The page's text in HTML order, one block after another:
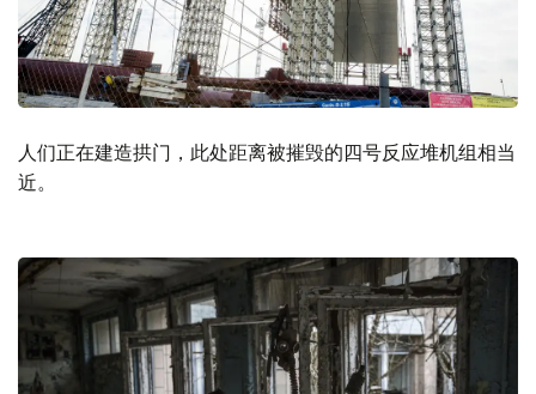
人们正在建造拱门，此处距离被摧毁的四号反应堆机组相当
近。